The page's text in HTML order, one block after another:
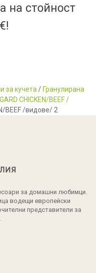
на стойност
за кучета / Гранулирана
CHICKEN/BEEF /
BEEF /видове/ 2
за домашни любимци.
водещи европейски
представители за